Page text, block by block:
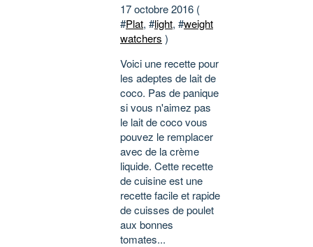
17 octobre 2016 (
#Plat, #light, #weight
watchers )
Voici une recette pour
les adeptes de lait de
coco. Pas de panique
si vous n'aimez pas
le lait de coco vous
pouvez le remplacer
avec de la crème
liquide. Cette recette
de cuisine est une
recette facile et rapide
de cuisses de poulet
aux bonnes
tomates...